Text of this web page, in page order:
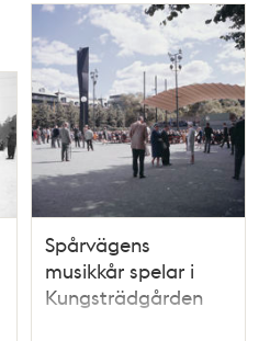
Spårvägens
musikkår spelar i
Kungsträdgården